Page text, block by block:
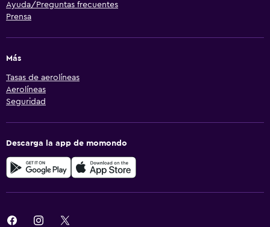
Ayuda/Preguntas frecuentes
Prensa
Más
Tasas de aerolíneas
Aerolíneas
Seguridad
Descarga la app de momondo